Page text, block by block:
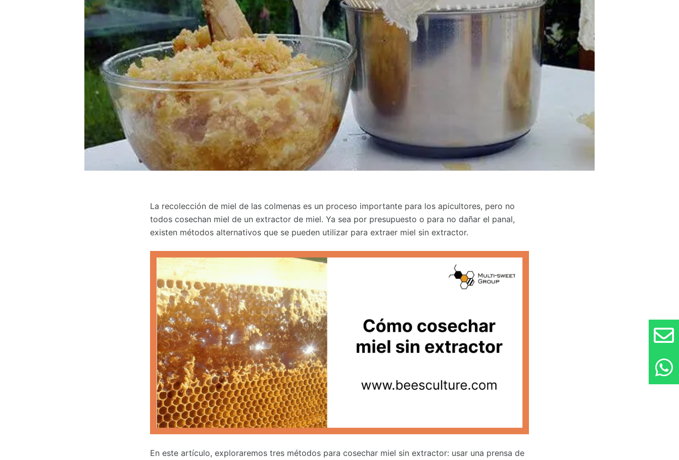
La recolección de miel de las colmenas es un proceso importante para los apicultores, pero no
todos cosechan miel de un extractor de miel. Ya sea por presupuesto o para no dañar el panal,
existen métodos alternativos que se pueden utilizar para extraer miel sin extractor.
En este artículo, exploraremos tres métodos para cosechar miel sin extractor: usar una prensa de